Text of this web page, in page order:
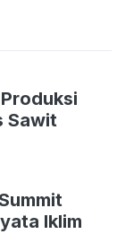
Sawit
Iklim